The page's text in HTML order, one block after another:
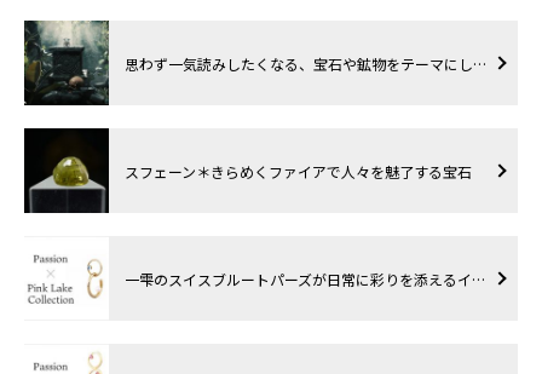
思わず一気読みしたくなる、宝石や鉱物をテーマにし…
スフェーン＊きらめくファイアで人々を魅了する宝石
一雫のスイスブルートパーズが日常に彩りを添えるイ…